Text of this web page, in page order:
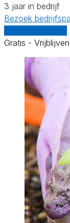
3 jaar in bedrijf
Bezoek
Gratis -